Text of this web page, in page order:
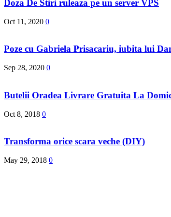
Doza De Stiri ruleaza pe un server VPS
Oct 11, 2020 0
Poze cu Gabriela Prisacariu, iubita lui
Sep 28, 2020 0
Butelii Oradea Livrare Gratuita La
Oct 8, 2018 0
Transforma orice scara veche (DIY)
May 29, 2018 0